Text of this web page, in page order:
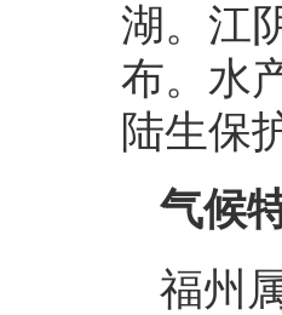
湖。江
布。水
陆生保
气候
福州